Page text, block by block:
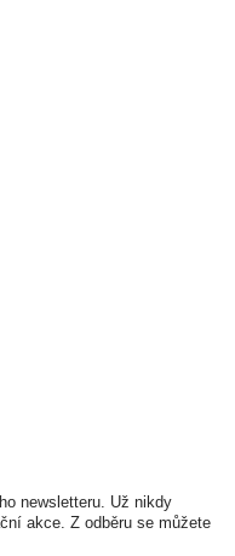
newsletteru. Už nikdy
akce. Z odběru se můžete